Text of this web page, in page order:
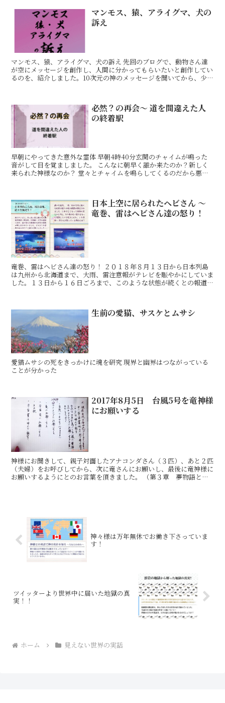
マンモス、猿、アライグマ、犬の
訴え
マンモス、猿、アライグマ、犬の訴え 先回のブログで、動物さん達
が空にメッセージを創作し、人間に分かってもらいたいと創作してい
るのを、紹介しました。10次元の神のメッセージを聞いてから、少
必然？の再会〜 道を間違えた人
の終着駅
早朝にやってきた意外な霊体 早朝4時40分玄関のチャイムが鳴った
音がして目を覚ましました。 こんなに朝早く誰か来たのか？新しく
来られた神様なのか？ 堂々とチャイムを鳴らしてくるのだから悪い
日本上空に居られたヘビさん 〜
竜巻、雷はヘビさん達の怒り！
竜巻、雷はヘビさん達の怒り！ ２０１８年８月１３日から日本列島
は九州から北海道まで、大雨、雷注意報がテレビを賑やかにしていま
した。１３日から１６日ごろまで、このような状態が続くとの報道で
生前の愛猫、サスケとムサシ
愛猫ムサシの死をきっかけに魂を研究 現界と幽界はつながっている
ことが分かった
2017年8月5日 台風5号を竜神様
にお願いする
神様にお聞きして、親子対面したアナコンダさん（３匹）、あと２匹
（夫婦）をお呼びしてから、次に竜さんにお願いし、最後に竜神様に
お願いするようにとのお言葉を頂きました。 （第３章 夢物語と未
神々様は万年無休でお働き下さっていま
す！
ツイッターより世界中に届いた地獄の真
実！！
ホーム 見えない世界の実話